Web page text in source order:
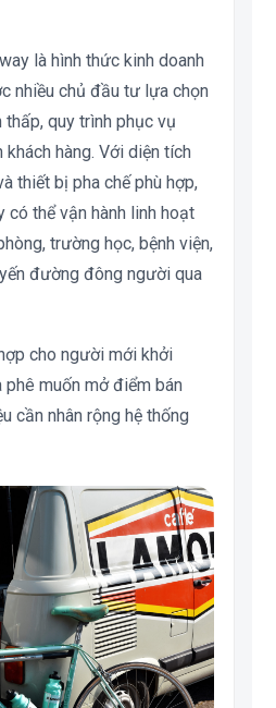
là hình thức kinh doanh
nhiều chủ đầu tư lựa chọn
thấp, quy trình phục vụ
khách hàng. Với diện tích
thiết bị pha chế phù hợp,
có thể vận hành linh hoạt
trường học, bệnh viện,
đường đông người qua
cho người mới khởi
phê muốn mở điểm bán
cần nhân rộng hệ thống